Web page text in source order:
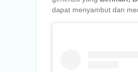
dapat menyambut dan